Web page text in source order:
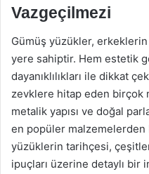
Vazgeçilmezi
Gümüş yüzükler,
yere sahiptir. Hem estetik
dayanıklılıkları ile dikkat
zevklere hitap eden birçok
metalik yapısı ve doğal
en popüler malzemelerden
yüzüklerin tarihçesi,
ipuçları üzerine detaylı bir